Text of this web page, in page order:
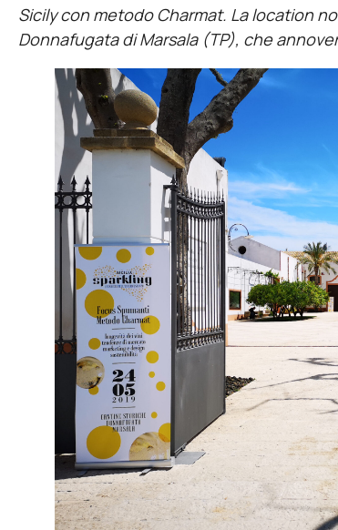
Sicily con metodo Charmat. La location
Donnafugata di Marsala (TP), che